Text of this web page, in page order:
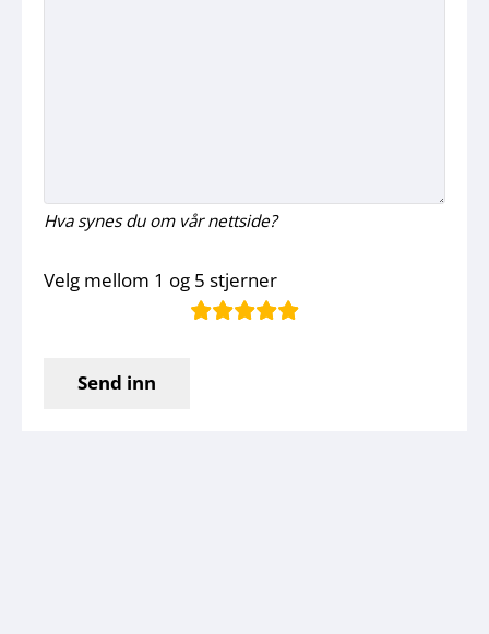
Hva synes du om vår nettside?
Velg mellom 1 og 5 stjerner
rating